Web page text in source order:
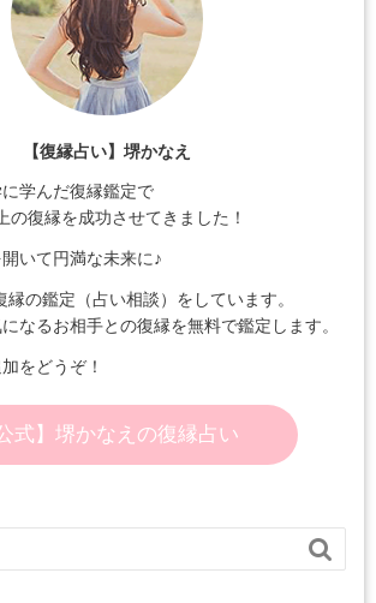
【復縁占い】堺かなえ
学んだ復縁鑑定で
の復縁を成功させてきました！
いて円満な未来に♪
の鑑定（占い相談）をしています。
なるお相手との復縁を無料で鑑定します。
をどうぞ！
公式】堺かなえの復縁占い
